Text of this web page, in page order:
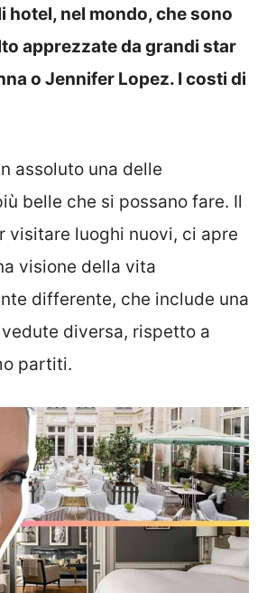
hotel, nel mondo, che sono
apprezzate da grandi star
o Jennifer Lopez. I costi di
assoluto una delle
belle che si possano fare. Il
visitare luoghi nuovi, ci apre
visione della vita
differente, che include una
diversa, rispetto a
partiti.